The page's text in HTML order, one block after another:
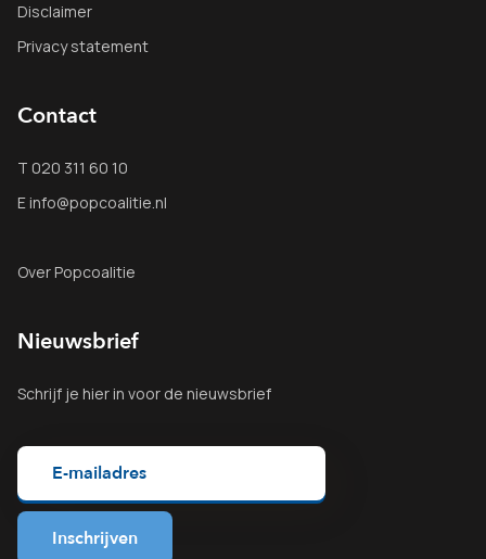
Disclaimer
Privacy statement
Contact
T 020 311 60 10
E info@popcoalitie.nl
Over Popcoalitie
Nieuwsbrief
Schrijf je hierin voor de nieuwsbrief